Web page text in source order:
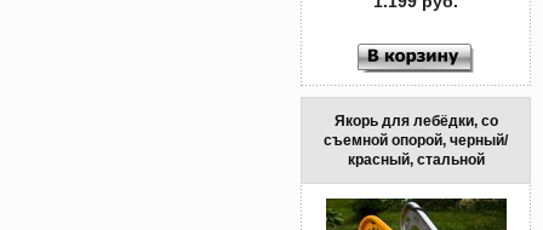
Якорь для лебёдки, со
съемной опорой, черный/
красный, стальной